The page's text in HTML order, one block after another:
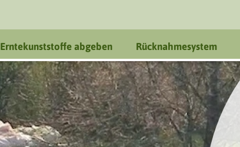
Erntekunststoffe abgeben Rücknahmesystem